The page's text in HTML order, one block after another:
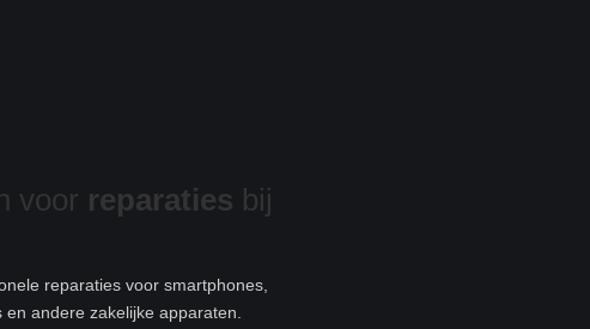
voor reparaties bij
reparaties voor smartphones,
andere zakelijke apparaten.